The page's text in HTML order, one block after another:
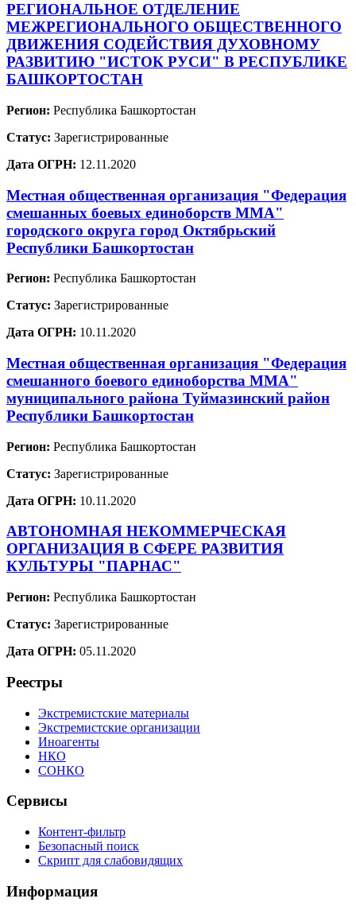
РЕГИОНАЛЬНОЕ ОТДЕЛЕНИЕ
МЕЖРЕГИОНАЛЬНОГО ОБЩЕСТВЕННОГО
ДВИЖЕНИЯ СОДЕЙСТВИЯ ДУХОВНОМУ
РАЗВИТИЮ "ИСТОК РУСИ" В РЕСПУБЛИКЕ
БАШКОРТОСТАН
Регион: Республика Башкортостан
Статус: Зарегистрированные
Дата ОГРН: 12.11.2020
Местная общественная организация "Федерация
смешанных боевых единоборств ММА"
городского округа город Октябрьский
Республики Башкортостан
Регион: Республика Башкортостан
Статус: Зарегистрированные
Дата ОГРН: 10.11.2020
Местная общественная организация "Федерация
смешанного боевого единоборства ММА"
муниципального района Туймазинский район
Республики Башкортостан
Регион: Республика Башкортостан
Статус: Зарегистрированные
Дата ОГРН: 10.11.2020
АВТОНОМНАЯ НЕКОММЕРЧЕСКАЯ
ОРГАНИЗАЦИЯ В СФЕРЕ РАЗВИТИЯ
КУЛЬТУРЫ "ПАРНАС"
Регион: Республика Башкортостан
Статус: Зарегистрированные
Дата ОГРН: 05.11.2020
Реестры
Экстремистские материалы
Экстремистские организации
Иноагенты
НКО
СОНКО
Сервисы
Контент-фильтр
Безопасный поиск
Скрипт для слабовидящих
Информация